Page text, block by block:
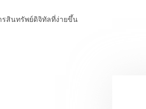
รสินทรัพย์ดิจิทัลที่ง่ายขึ้น